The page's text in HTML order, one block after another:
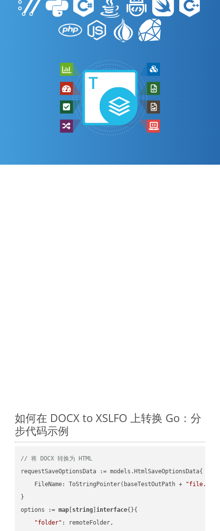
如何在 DOCX to XSLFO 上转换 Go：分
步代码示例
// 将 DOCX 转换为 HTML
requestSaveOptionsData := models.HtmlSaveOptionsData{
    FileName: ToStringPointer(baseTestOutPath +
}
options := map string ]interface{}{
"folder" : remoteFolder,